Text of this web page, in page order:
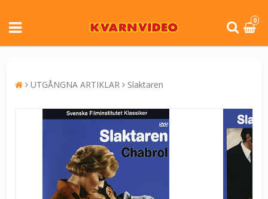
0
UTGÅNGNA ARTIKLAR Slaktaren